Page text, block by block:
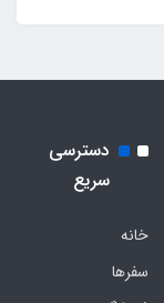
دسترسی
سریع
خانه
سفرها